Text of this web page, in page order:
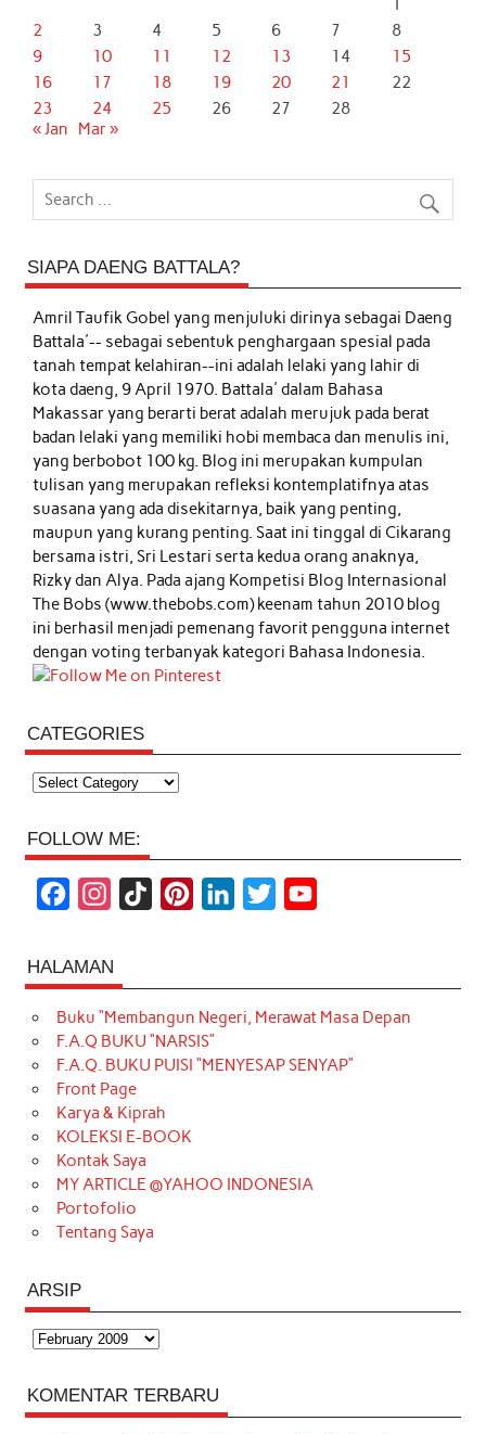
2
3 4 5 6 7
8
9
10 11 12 13 14
15
16
17 18 19 20 21
22
23
24 25 26 27
28
« Jan
Mar »
SIAPA DAENG BATTALA?
Amril Taufik Gobelyang menjuluki dirinya sebagai Daeng
Battala'-- sebagai sebentuk penghargaan spesial pada
tanah tempat kelahiran--ini adalah lelaki yang lahir di
kota daeng, 9 April 1970. Battala' dalam Bahasa
Makassar yang berarti berat adalah merujuk pada berat
badan lelaki yang memiliki hobi membaca dan menulis ini,
yang berbobot 100 kg. Blog ini merupakan kumpulan
tulisan yang merupakan refleksi kontemplatifnya atas
suasana yang ada disekitarnya, baik yang penting,
maupun yang kurang penting. Saat ini tinggal di Cikarang
bersama istri, Sri Lestari serta kedua orang anaknya,
Rizky dan Alya. Pada ajang Kompetisi Blog Internasional
The Bobs (www.thebobs.com) keenam tahun 2010 blog
ini berhasil menjadi pemenang favorit pengguna internet
dengan voting terbanyak kategori Bahasa Indonesia.
CATEGORIES
Categories
FOLLOW ME:
c
e
b
o
o
k
s
t
a
g
r
a
m
T
o
k
t
e
r
k
e
d
t
t
e
T
u
b
HALAMAN
Buku “Membangun Negeri, Merawat Masa Depan
F.A.Q BUKU “NARSIS”
F.A.Q. BUKU PUISI “MENYESAP SENYAP”
Front Page
Karya & Kiprah
KOLEKSI E-BOOK
Kontak Saya
MY ARTICLE @YAHOO INDONESIA
Portofolio
Tentang Saya
ARSIP
Arsip
KOMENTAR TERBARU